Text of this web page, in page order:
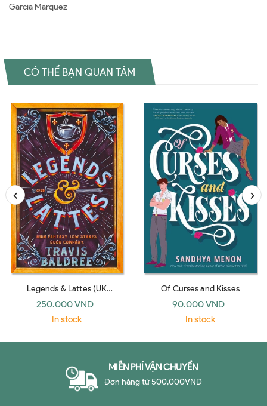
Garcia Marquez
CÓ THỂ BẠN QUAN TÂM
Legends & Lattes (UK
paperback)
250.000 VND
In stock
Of Curses and Kisses
90.000 VND
In stock
MIỄN PHÍ VẬN CHUYỂN
Đơn hàng từ 500,000VND